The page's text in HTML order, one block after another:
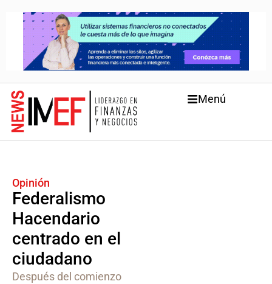
Menú
Opinión
Federalismo
Hacendario
centrado en el
ciudadano
Después del comienzo